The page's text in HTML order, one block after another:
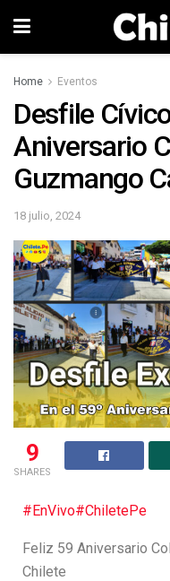
Home Eventos
Desfile
Aniversario
Guzmango
18 julio, 2024
9
SHARES
#EnVivo#ChiletePe
Feliz 59 Aniversario
Chilete